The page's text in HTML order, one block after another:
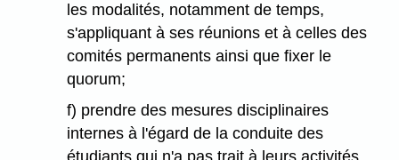
les modalités, notamment de temps,
s'appliquant à ses réunions et à celles des
comités permanents ainsi que fixer le
quorum;
f) prendre des mesures disciplinaires
internes à l'égard de la conduite des